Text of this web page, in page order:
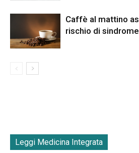
Caffè al mattino
rischio di
Leggi Medicina Integrata